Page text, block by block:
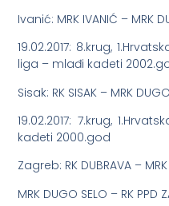
Ivanić: MRK IVANIĆ – MRK
19.02.2017: 8.krug,
liga – mlađi kadeti
Sisak: RK SISAK – MRK
19.02.2017: 7.krug,
kadeti 2000.god
Zagreb: RK DUBRAVA –
MRK DUGO SELO – RK PPD